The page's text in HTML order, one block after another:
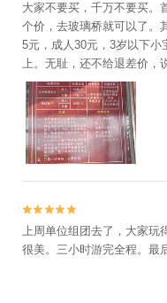
大家不要买，千万不要买。
个价，去玻璃桥就可以了。
5元，成人30元，3岁以下小
上。无耻，还不给退差价，


上周单位组团去了，大家
很美。三小时游完全程。最